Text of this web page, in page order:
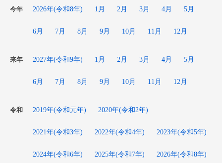
今年 2026年(令和8年) 1月 2月 3月 4月 5月
6月 7月 8月 9月 10月 11月 12月
来年 2027年(令和9年) 1月 2月 3月 4月 5月
6月 7月 8月 9月 10月 11月 12月
令和 2019年(令和元年) 2020年(令和2年)
2021年(令和3年) 2022年(令和4年) 2023年(令和5年)
2024年(令和6年) 2025年(令和7年) 2026年(令和8年)